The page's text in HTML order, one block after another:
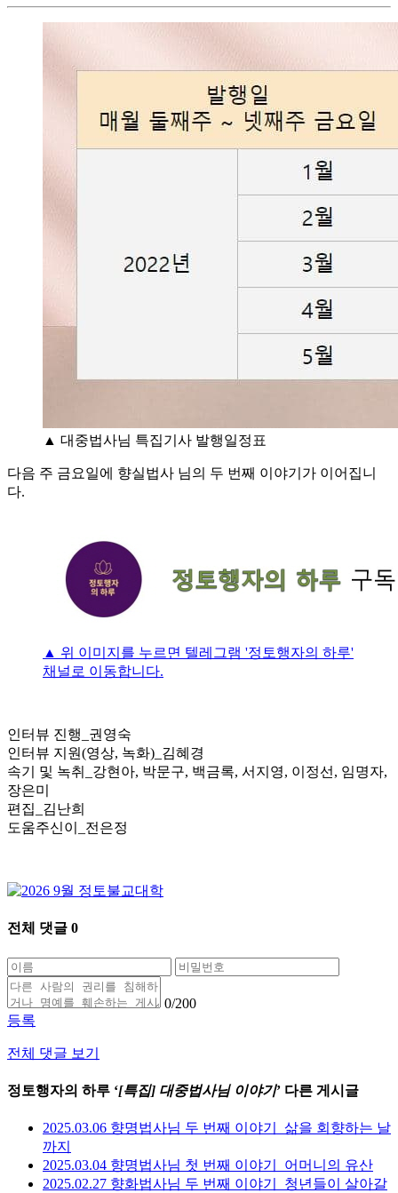
▲ 대중법사님 특집기사 발행일정표
다음 주 금요일에 향실법사 님의 두 번째 이야기가 이어집니
다.
▲ 위 이미지를 누르면 텔레그램 '정토행자의 하루'
채널로 이동합니다.
인터뷰 진행_권영숙
인터뷰 지원(영상, 녹화)_김혜경
속기 및 녹취_강현아, 박문구, 백금록, 서지영, 이정선, 임명자,
장은미
편집_김난희
도움주신이_전은정
전체 댓글 0
0/200
등록
전체 댓글 보기
정토행자의 하루 ‘[특집] 대중법사님 이야기’ 다른 게시글
2025.03.06 향명법사님 두 번째 이야기_삶을 회향하는 날
까지
2025.03.04 향명법사님 첫 번째 이야기_어머니의 유산
2025.02.27 향화법사님 두 번째 이야기_청년들이 살아갈